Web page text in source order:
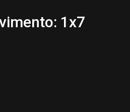
1x7